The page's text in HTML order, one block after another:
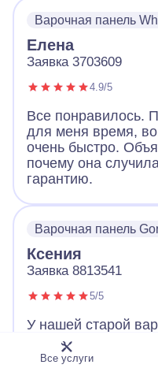
Варочная панель
Елена
Заявка 3703609
4.9/5
Все понравилось.
для меня время,
очень быстро.
почему она
гарантию.
Варочная панель
Ксения
Заявка 8813541
5/5
У нашей старой
работать
«Где искать
Все услуги